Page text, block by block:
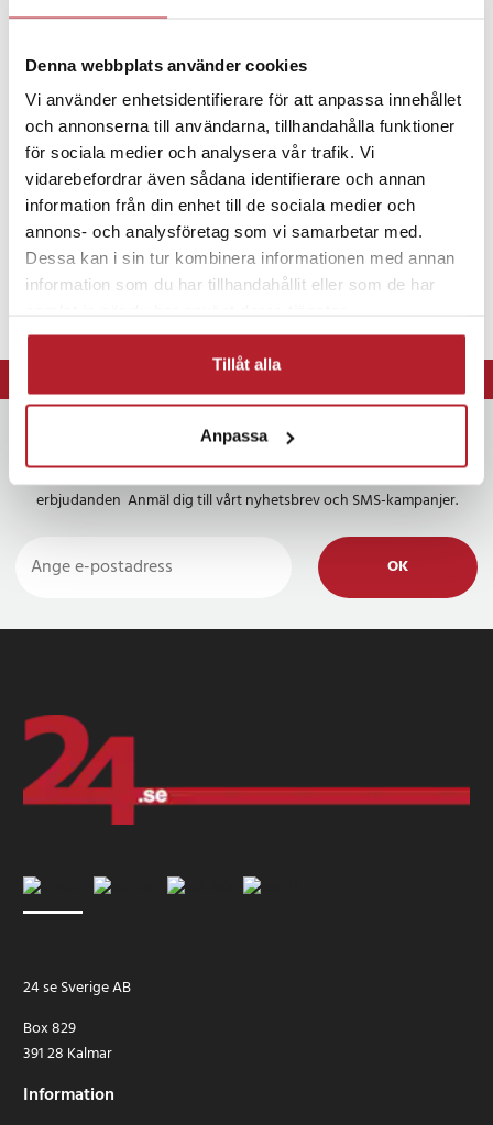
Denna webbplats använder cookies
Vi använder enhetsidentifierare för att anpassa innehållet
och annonserna till användarna, tillhandahålla funktioner
för sociala medier och analysera vår trafik. Vi
vidarebefordrar även sådana identifierare och annan
information från din enhet till de sociala medier och
annons- och analysföretag som vi samarbetar med.
Dessa kan i sin tur kombinera informationen med annan
information som du har tillhandahållit eller som de har
Tillåt alla
Anpassa
Batterier Specialbatterier
Nyhetsbrev
Bli den första att få ta del av nyheter, kampanjer och exklusiva
erbjudanden Anmäl dig till vårt nyhetsbrev och SMS-kampanjer.
OK
24 se Sverige AB
Box 829
391 28 Kalmar
Information